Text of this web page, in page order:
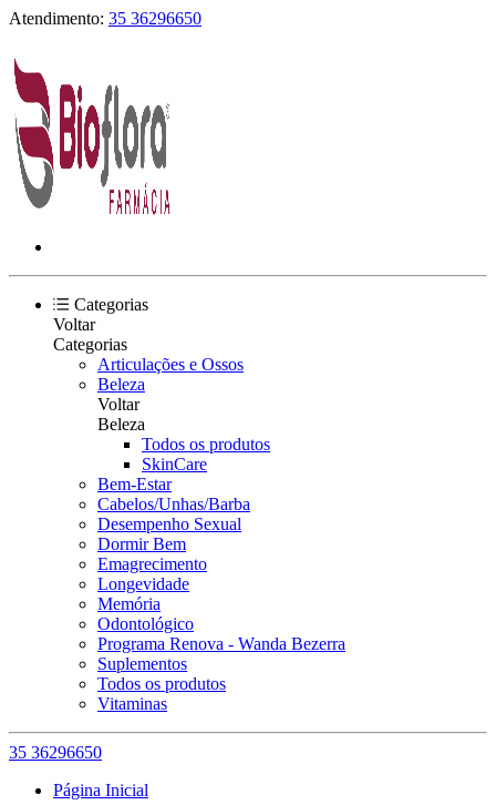
Atendimento: 35 36296650
Categorias
Voltar
Categorias
Articulações e Ossos
Beleza
Voltar
Beleza
Todos os produtos
SkinCare
Bem-Estar
Cabelos/Unhas/Barba
Desempenho Sexual
Dormir Bem
Emagrecimento
Longevidade
Memória
Odontológico
Programa Renova - Wanda Bezerra
Suplementos
Todos os produtos
Vitaminas
35 36296650
Página Inicial